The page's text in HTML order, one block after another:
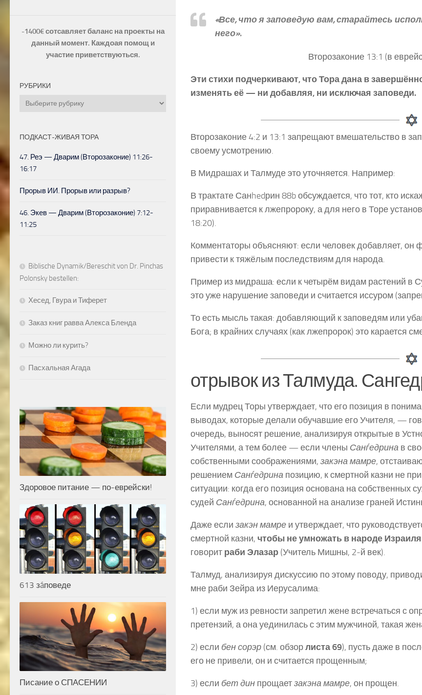
«Все, что я заповедую вам, старайтесь
него».
Второзаконие 13:1 (в
Эти стихи подчеркивают, что Тора дана в
изменять её — ни добавляя, ни исключая заповеди.
Второзаконие 4:2 и 13:1 запрещают вмешательство в
своему усмотрению.
В Мидрашах и Талмуде это уточняется. Например:
В трактате Санhedрин 88b обсуждается, что тот, кто
приравнивается к лжепророку, а для него в Торе
18:20).
Комментаторы объясняют: если человек добавляет, он
привести к тяжёлым последствиям для народа.
Пример из мидраша: если к четырём видам растений в
это уже нарушение заповеди и считается иссуром
То есть мысль такая: добавляющий к заповедям или
Бога; в крайних случаях (как лжепророк) это карается
отрывок из Талмуда.
Если мудрец Торы утверждает, что его позиция в
выводах, которые делали обучавшие его Учителя, —
очередь, выносят решение, анализируя открытые в
Учителями, а тем более — если члены Санѓедрина в
собственными соображениями, закэна мамре,
решением Санѓедрина позицию, к смертной казни не
ситуации: когда его позиция основана на собственных
судей Санѓедрина, основанной на анализе граней
Даже если закэн мамре и утверждает, что
смертной казни, чтобы не умножать в народе
говорит раби Элазар (Учитель Мишны, 2‑й век).
Талмуд, анализируя дискуссию по этому поводу,
мне раби Зейра из Иерусалима:
1) если муж из ревности запретил жене встречаться с
претензий, а она уединилась с этим мужчиной, такая
2) если бен сорэр (см. обзорлиста 69), пусть даже в
его не привели, он и считается прощенным;
3) если бет дин прощаетзакэна мамре, он прощен.
-1400€ сотсавляет баланс на проекты на
данный момент. Каждоая помощ и
участие приветствуються.
РУБРИКИ
Рубрики
ПОДКАСТ-ЖИВАЯ ТОРА
47. Реэ — Дварим (Второзаконие) 11:26-
16:17
Прорыв ИИ. Прорыв или разрыв?
46. Экев — Дварим (Второзаконие) 7:12-
11:25
Biblische Dynamik/Bereschit von Dr. Pinchas
Polonsky bestellen:
Хесед, Гвура и Тиферет
Заказ книг равва Алекса Бленда
Можно ли курить?
Пасхальная Агада
Здоровое питание — по-еврейски!
613 зáповеде
Писание о СПАСЕНИИ